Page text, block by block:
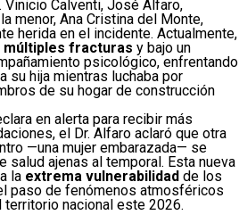
Vinicio Calventi, José Alfaro,
menor, Ana Cristina del Monte,
herida en el incidente. Actualmente,
múltiples fracturas y bajo un
psicológico, enfrentando
su hija mientras luchaba por
de su hogar de construcción
en alerta para recibir más
el Dr. Alfaro aclaró que otra
—una mujer embarazada— se
salud ajenas al temporal. Esta nueva
la extrema vulnerabilidad de los
paso de fenómenos atmosféricos
territorio nacional este 2026.